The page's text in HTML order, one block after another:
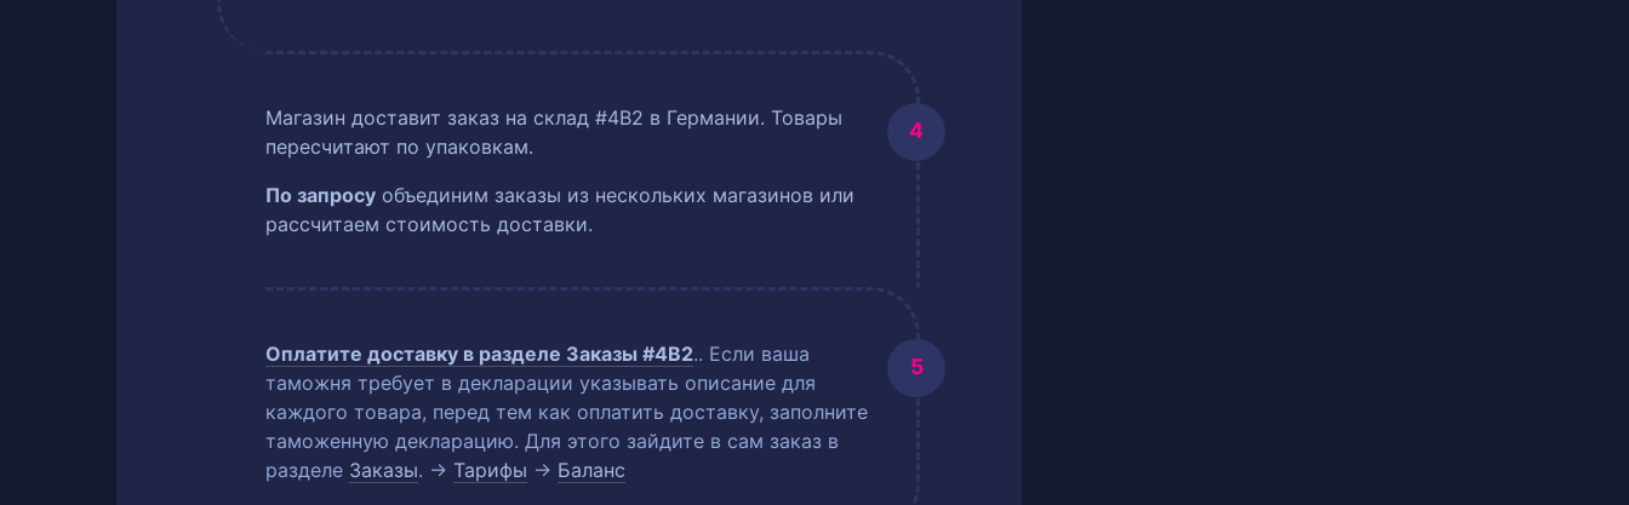
Магазин доставит заказ на склад #4B2 в Германии. Товары
пересчитают по упаковкам.
По запросу объединим заказы из нескольких магазинов или
рассчитаем стоимость доставки.
Оплатите доставку в разделе Заказы #4B2.. Если ваша
таможня требует в декларации указывать описание для
каждого товара, перед тем как оплатить доставку, заполните
таможенную декларацию. Для этого зайдите в сам заказ в
разделе Заказы. → Тарифы → Баланс